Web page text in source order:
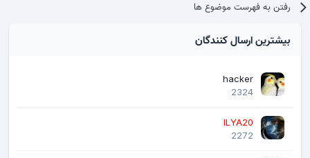
رفتن به فهرست موضوع ها
بیشترین ارسال کنندگان
hacker
2324
ILYA20
2272